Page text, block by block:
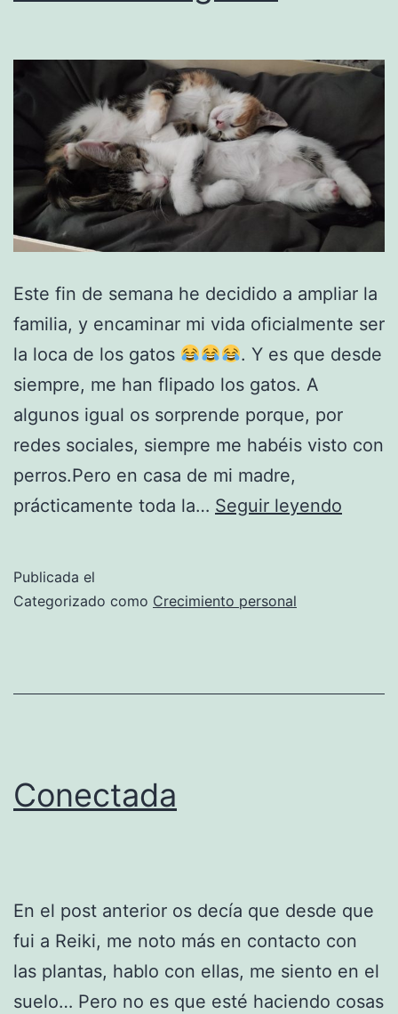
Este fin de semana he decidido a ampliar la
familia, y encaminar mi vida oficialmente ser
la loca de los gatos
. Y es que desde
siempre, me han flipado los gatos. A
algunos igual os sorprende porque, por
redes sociales, siempre me habéis visto con
perros.Pero en casa de mi madre,
prácticamente toda la… Seguir leyendo
Publicada el
Categorizado como Crecimiento personal
Conectada
En el post anterior os decía que desde que
fui a Reiki, me noto más en contacto con
las plantas, hablo con ellas, me siento en el
suelo… Pero no es que esté haciendo cosas